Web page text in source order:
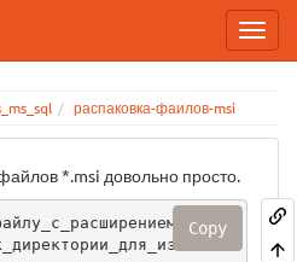
распаковка-фаилов-msi
*.msi довольно просто.
/
Copy